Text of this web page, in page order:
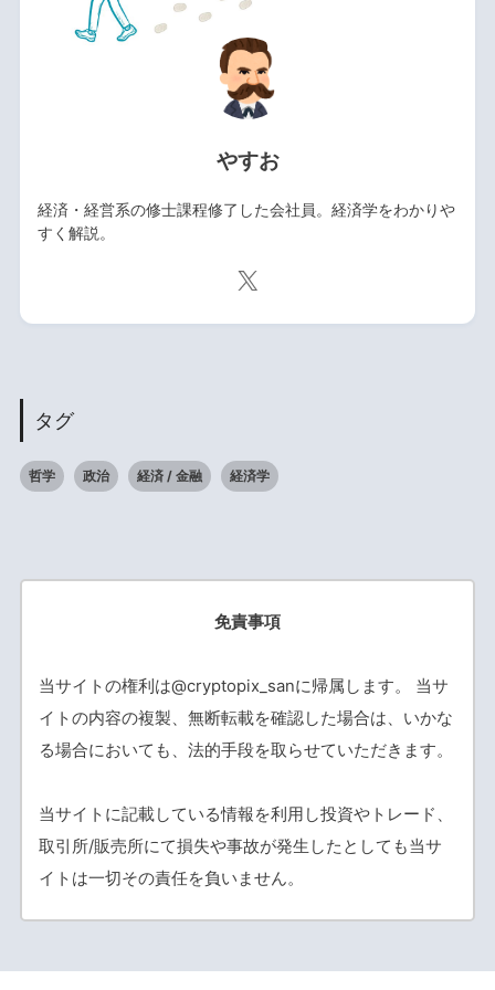
やすお
経済・経営系の修士課程修了した会社員。経済学をわかりや
すく解説。
タグ
哲学 政治 経済 / 金融 経済学
免責事項
当サイトの権利は@cryptopix_sanに帰属します。 当サ
イトの内容の複製、無断転載を確認した場合は、いかな
る場合においても、法的手段を取らせていただきます。
当サイトに記載している情報を利用し投資やトレード、
取引所/販売所にて損失や事故が発生したとしても当サ
イトは一切その責任を負いません。